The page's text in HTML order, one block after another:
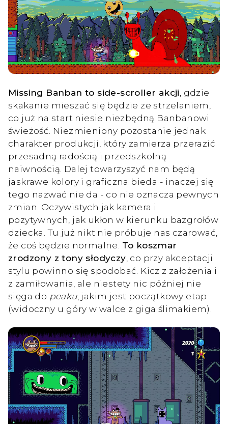
Missing Banban to side-scroller akcji , gdzie
skakanie mieszać się będzie ze strzelaniem,
co już na start niesie niezbędną Banbanowi
świeżość. Niezmieniony pozostanie jednak
charakter produkcji, który zamierza przerazić
przesadną radością i przedszkolną
naiwnością. Dalej towarzyszyć nam będą
jaskrawe kolory i graficzna bieda - inaczej się
tego nazwać nie da - co nie oznacza pewnych
zmian. Oczywistych jak kamera i
pozytywnych, jak ukłon w kierunku bazgrołów
dziecka. Tu już nikt nie próbuje nas czarować,
że coś będzie normalne. To koszmar
zrodzony z tony słodyczy , co przy akceptacji
stylu powinno się spodobać. Kicz z założenia i
z zamiłowania, ale niestety nic później nie
sięga do peaku, jakim jest początkowy etap
(widoczny u góry w walce z giga ślimakiem).